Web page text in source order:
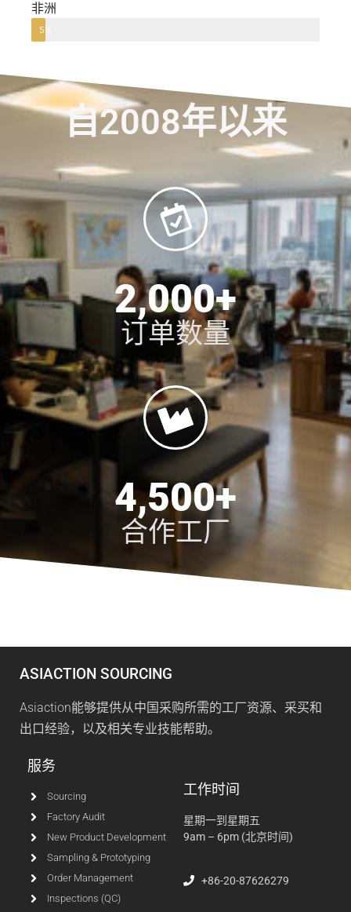
非洲
5%
自2008年以来
订单数量
2,000+
合作工厂
4,500+
ASIACTION SOURCING
Asiaction能够提供从中国采购所需的工厂资源、采买和
出口经验，以及相关专业技能帮助。
服务
Sourcing
Factory Audit
New Product Development
Sampling & Prototyping
Order Management
Inspections (QC)
工作时间
星期一到星期五
9am – 6pm (北京时间)
+86-20-87626279